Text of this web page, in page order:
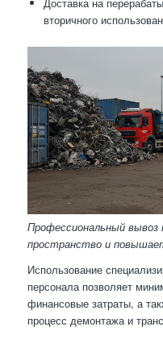
вторичного
Профессиональный
пространство и
Использование
персонала позволяет
финансовые затраты, а
процесс демонтажа и